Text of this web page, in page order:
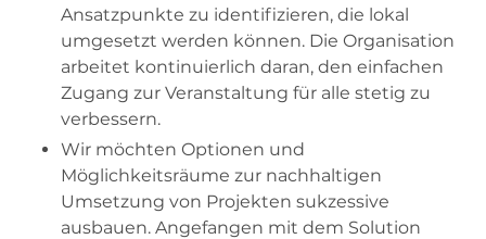
Ansatzpunkte zu identifizieren, die lokal
umgesetzt werden können. Die Organisation
arbeitet kontinuierlich daran, den einfachen
Zugang zur Veranstaltung für alle stetig zu
verbessern.
Wir möchten Optionen und
Möglichkeitsräume zur nachhaltigen
Umsetzung von Projekten sukzessive
ausbauen. Angefangen mit dem Solution